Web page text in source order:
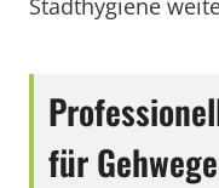
Stadthygiene
für